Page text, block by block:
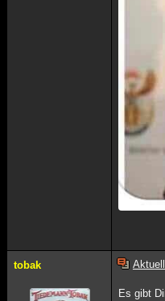
tobak
Es gibt